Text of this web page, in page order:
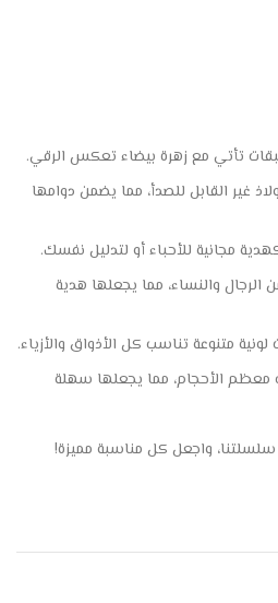
تأتي مع زهرة بيضاء تعكس الرقي.
غير القابل للصدأ، مما يضمن دوامها
مجانية للأحباء أو لتدليل نفسك.
الرجال والنساء، مما يجعلها هدية
متنوعة تناسب كل الأذواق والأزياء.
الأحجام، مما يجعلها سهلة
سلسلتنا، واجعل كل مناسبة مميزة!